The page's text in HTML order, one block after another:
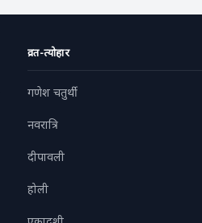
व्रत-त्योहार
गणेश चतुर्थी
नवरात्रि
दीपावली
होली